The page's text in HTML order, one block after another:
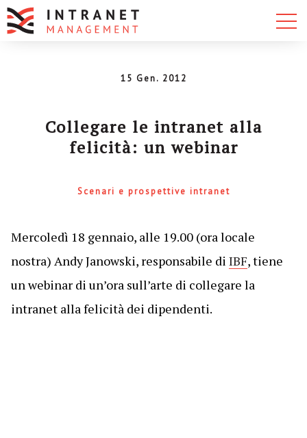
15 Gen. 2012
Collegare le intranet alla
felicità: un webinar
Scenari e prospettive intranet
Mercoledì 18 gennaio, alle 19.00 (ora locale
nostra) Andy Janowski, responsabile di IBF, tiene
un webinar di un’ora sull’arte di collegare la
intranet alla felicità dei dipendenti.